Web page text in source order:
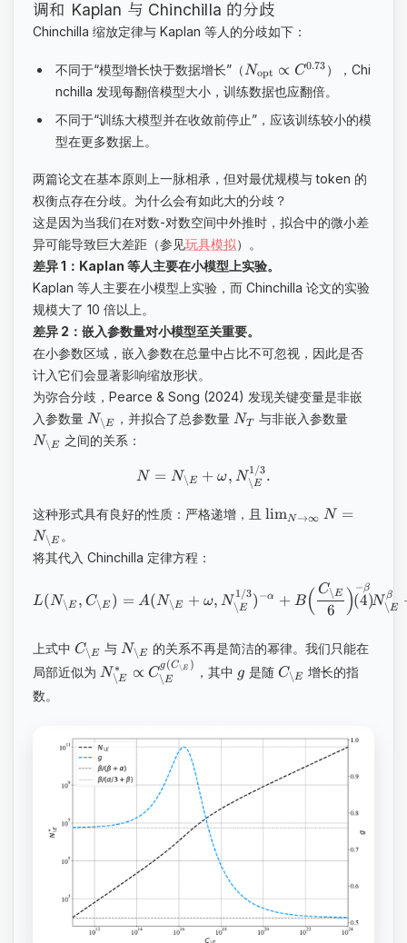
调和 Kaplan 与 Chinchilla 的分歧
Chinchilla 缩放定律与 Kaplan 等人的分歧如下：
不同于“模型增长快于数据增长”（Nopt ∝ C0.73 ），Chi
nchilla 发现每翻倍模型大小，训练数据也应翻倍。
不同于“训练大模型并在收敛前停止”，应该训练较小的模
型在更多数据上。
两篇论文在基本原则上一脉相承，但对最优规模与 token 的
权衡点存在分歧。为什么会有如此大的分歧？
这是因为当我们在对数-对数空间中外推时，拟合中的微小差
异可能导致巨大差距（参见玩具模拟）。
差异 1：Kaplan 等人主要在小模型上实验。
Kaplan 等人主要在小模型上实验，而 Chinchilla 论文的实验
规模大了 10 倍以上。
差异 2：嵌入参数量对小模型至关重要。
在小参数区域，嵌入参数在总量中占比不可忽视，因此是否
计入它们会显著影响缩放形状。
为弥合分歧，Pearce & Song (2024) 发现关键变量是非嵌
入参数量 N∖E ，并拟合了总参数量 NT 与非嵌入参数量
N∖E 之间的关系：
N = N∖E + ω, N∖E
1/3.
这种形式具有良好的性质：严格递增，且 limN →∞ N =
N∖E 。
将其代入 Chinchilla 定律方程：
L(N∖E , C∖E ) = A(N∖E + ω, N∖E
1/3) −α + B ( 6
C∖E )−β
N∖ E
β
上式中 C∖E 与 N∖E
的关系不再是简洁的幂律。我们只能在
局部近似为 N∖E
∗ ∝ C∖ E
g(C∖E )
，其中 g 是随C∖E 增长的指
数。